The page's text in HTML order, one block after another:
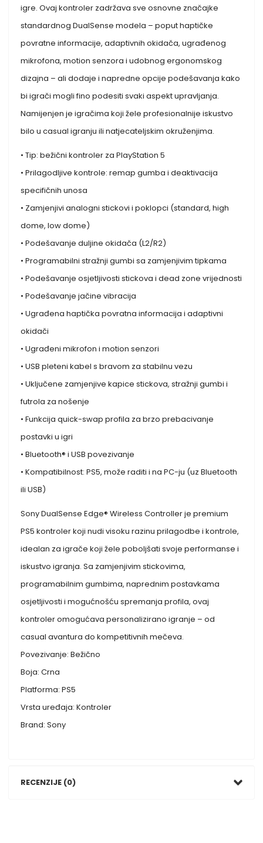
igre. Ovaj kontroler zadržava sve osnovne značajke
standardnog DualSense modela – poput haptičke
povratne informacije, adaptivnih okidača, ugrađenog
mikrofona, motion senzora i udobnog ergonomskog
dizajna – ali dodaje i napredne opcije podešavanja kako
bi igrači mogli fino podesiti svaki aspekt upravljanja.
Namijenjen je igračima koji žele profesionalnije iskustvo
bilo u casual igranju ili natjecateljskim okruženjima.
• Tip: bežični kontroler za PlayStation 5
• Prilagodljive kontrole: remap gumba i deaktivacija
specifičnih unosa
• Zamjenjivi analogni stickovi i poklopci (standard, high
dome, low dome)
• Podešavanje duljine okidača (L2/R2)
• Programabilni stražnji gumbi sa zamjenjivim tipkama
• Podešavanje osjetljivosti stickova i dead zone vrijednosti
• Podešavanje jačine vibracija
• Ugrađena haptička povratna informacija i adaptivni
okidači
• Ugrađeni mikrofon i motion senzori
• USB pleteni kabel s bravom za stabilnu vezu
• Uključene zamjenjive kapice stickova, stražnji gumbi i
futrola za nošenje
• Funkcija quick-swap profila za brzo prebacivanje
postavki u igri
• Bluetooth® i USB povezivanje
• Kompatibilnost: PS5, može raditi i na PC-ju (uz Bluetooth
ili USB)
Sony DualSense Edge® Wireless Controller je premium
PS5 kontroler koji nudi visoku razinu prilagodbe i kontrole,
idealan za igrače koji žele poboljšati svoje performanse i
iskustvo igranja. Sa zamjenjivim stickovima,
programabilnim gumbima, naprednim postavkama
osjetljivosti i mogućnošću spremanja profila, ovaj
kontroler omogućava personalizirano igranje – od
casual avantura do kompetitivnih mečeva.
Povezivanje: Bežično
Boja: Crna
Platforma: PS5
Vrsta uređaja: Kontroler
Brand: Sony
RECENZIJE (0)